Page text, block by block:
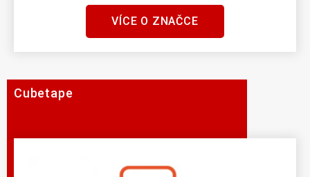
VÍCE O ZNAČCE
Cubetape